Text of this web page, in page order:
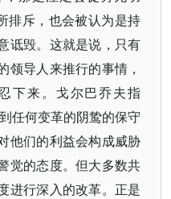
排斥，也会被认为是持
诋毁。这就是说，只有
领导人来推行的事情，
下来。戈尔巴乔夫指
任何变革的阴鸷的保守
他们的利益会构成威胁
觉的态度。但大多数共
进行深入的改革。正是